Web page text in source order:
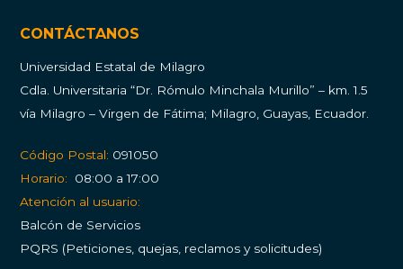
CONTÁCTANOS
Universidad Estatal de Milagro
Cdla. Universitaria “Dr. Rómulo Minchala Murillo” – km. 1.5
vía Milagro – Virgen de Fátima; Milagro, Guayas, Ecuador.
Código Postal: 091050
Horario:
08:00 a 17:00
Atención al usuario:
Balcón de Servicios
PQRS (Peticiones, quejas, reclamos y solicitudes)